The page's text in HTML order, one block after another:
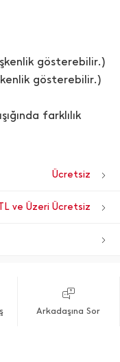
gösterebilir.)
gösterebilir.)
farklılık
Ücretsiz
ve Üzeri Ücretsiz
Arkadaşına Sor